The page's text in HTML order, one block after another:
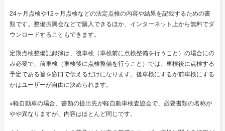
24ヶ月点検や12ヶ月点検などの法定点検の内容や結果を記載するための書
類です。整備振興会などで購入できるほか、インターネット上から無料でダ
ウンロードすることもできます。
定期点検整備記録簿は、後車検（車検前に点検整備を行うこと）の場合にの
み必要で、前車検（車検後に点検整備を行うこと）では、車検後に点検する
予定である旨を窓口で伝えるだけになります。後車検にするか前車検にする
かはユーザーが自由に決められます。
※軽自動車の場合、書類の提出先が軽自動車検査協会で、必要書類の名称が
やや異なりますが、内容はほとんど同じです。